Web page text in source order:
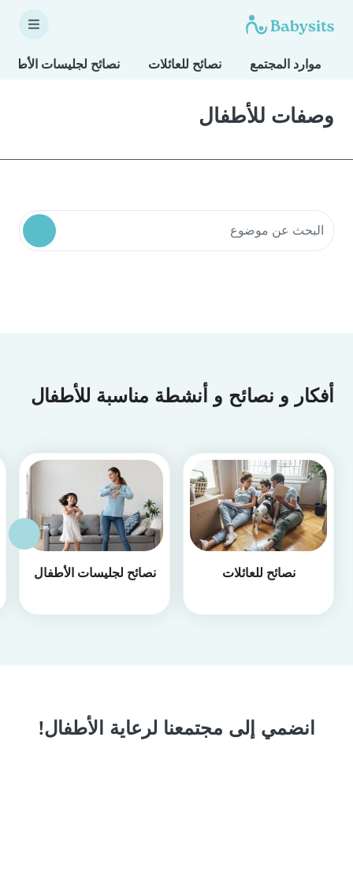
موارد المجتمع نصائح للعائلات نصائح لجليسات
وصفات للأطفال
البحث في موارد المجتمع
أفكار و نصائح و أنشطة مناسبة للأطفال
نصائح للعائلات نصائح لجليسات الأطفال
انضمي إلى مجتمعنا لرعاية الأطفال!